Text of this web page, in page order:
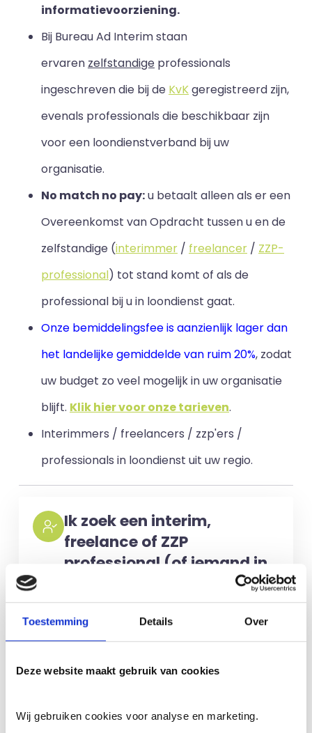
Toestemming Details Over
Deze website maakt gebruik van cookies
Wij gebruiken cookies voor analyse en marketing.
informatievoorziening.
Bij Bureau Ad Interim staan
ervaren zelfstandige professionals
ingeschreven die bij de KvKgeregistreerd zijn,
evenals professionals die beschikbaar zijn
voor een loondienstverband bij uw
organisatie.
No match no pay:u betaalt alleen als er een
Overeenkomst van Opdracht tussen u en de
zelfstandige (interimmer / freelancer / ZZP-
professional) tot stand komt of als de
professional bij u in loondienst gaat.
Onze bemiddelingsfee is aanzienlijk lager dan
het landelijke gemiddelde van ruim 20%, zodat
uw budget zo veel mogelijk in uw organisatie
blijft. Klik hier voor onze tarieven.
Interimmers / freelancers / zzp'ers /
professionals in loondienst uit uw regio.
Ik zoek een interim,
freelance of ZZP
professional (of iemand in
kandidaten berekenen wij geen kosten.
alleen gemaakt als een professional